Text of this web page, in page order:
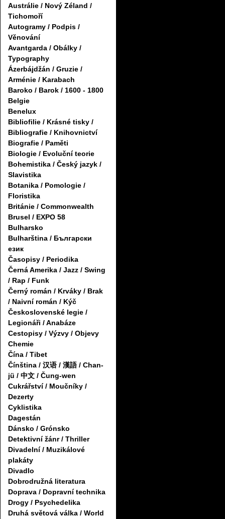
Austrálie / Nový Zéland /
Tichomoří
Autogramy / Podpis /
Věnování
Avantgarda / Obálky /
Typography
Ázerbájdžán / Gruzie /
Arménie / Karabach
Baroko / Barok / 1600 - 1800
Belgie
Benelux
Bibliofilie / Krásné tisky /
Bibliografie / Knihovnictví
Biografie / Paměti
Biologie / Evoluční teorie
Bohemistika / Český jazyk /
Slavistika
Botanika / Pomologie /
Floristika
Británie / Commonwealth
Brusel / EXPO 58
Bulharsko
Bulharština / Български
език
Časopisy / Periodika
Černá Amerika / Jazz / Swing
/ Rap / Funk
Černý román / Krváky / Brak
/ Naivní román / Kýč
Československé legie /
Legionáři / Anabáze
Cestopisy / Výzvy / Objevy
Chemie
Čína / Tibet
Čínština / 汉语 / 漢語 / Chan-
jü / 中文 / Čung-wen
Cukrářství / Moučníky /
Dezerty
Cyklistika
Dagestán
Dánsko / Grónsko
Detektivní žánr / Thriller
Divadelní / Muzikálové
plakáty
Divadlo
Dobrodružná literatura
Doprava / Dopravní technika
Drogy / Psychedelika
Druhá světová válka / World